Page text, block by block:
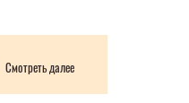
Смотреть далее